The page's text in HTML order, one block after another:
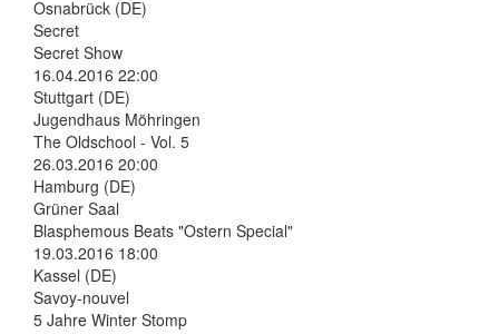
Osnabrück (DE)
Secret
Secret Show
16.04.2016 22:00
Stuttgart (DE)
Jugendhaus Möhringen
The Oldschool - Vol. 5
26.03.2016 20:00
Hamburg (DE)
Grüner Saal
Blasphemous Beats "Ostern Special"
19.03.2016 18:00
Kassel (DE)
Savoy-nouvel
5 Jahre Winter Stomp